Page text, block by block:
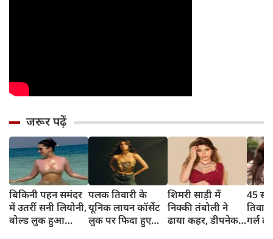
जरूर पढ़ें
बिकिनी पहन समंदर
में उतरीं सनी लियोनी,
बोल्ड लुक हुआ
पलक तिवारी के
यूनिक लायन कॉर्सेट
लुक पर फिदा हुए
शिमरी साड़ी में
निक्की तंबोली ने
ढाया कहर, डीपनेक
45
गर्ल